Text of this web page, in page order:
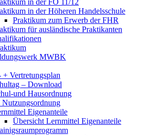
in der Höheren Handelsschule
Praktikum zum Erwerb der FHR
für ausländische Praktikanten
MWBK
+ Vertretungsplan
– Download
und Hausordnung
Eigenanteile
Übersicht Lernmittel Eigenanteile